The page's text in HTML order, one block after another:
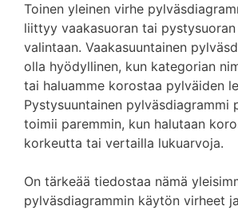
Toinen yleinen virhe
liittyy vaakasuoran tai pystysuoran
valintaan. Vaakasuuntainen
olla hyödyllinen, kun kategorian
tai haluamme korostaa pylväiden
Pystysuuntainen pylväsdiagrammi
toimii paremmin, kun halutaan
korkeutta tai vertailla lukuarvoja.
On tärkeää tiedostaa nämä
pylväsdiagrammin käytön virheet